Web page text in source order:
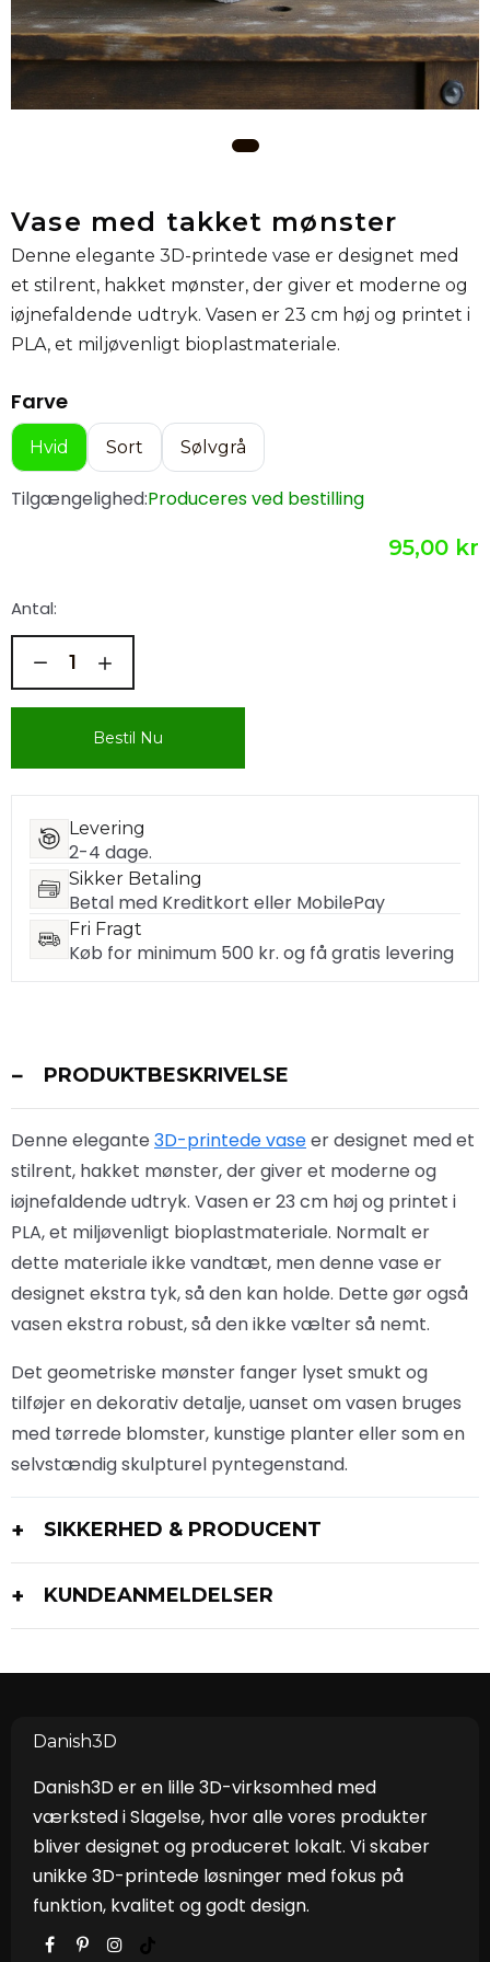
Vase med takket mønster
Denne elegante 3D-printede vase er designet med
et stilrent, hakket mønster, der giver et moderne og
iøjnefaldende udtryk. Vasen er 23 cm høj og printet i
PLA, et miljøvenligt bioplastmateriale.
Farve
Hvid Sort Sølvgrå
Tilgængelighed:Produceres ved bestilling
95,00 kr
Antal:
Bestil Nu
Levering
2-4 dage.
Sikker Betaling
Betal med Kreditkort eller MobilePay
Fri Fragt
Køb for minimum 500 kr. og få gratis levering
PRODUKTBESKRIVELSE
Denne elegante 3D-printede vaseer designet med et
stilrent, hakket mønster, der giver et moderne og
iøjnefaldende udtryk. Vasen er 23 cm høj og printet i
PLA, et miljøvenligt bioplastmateriale. Normalt er
dette materiale ikke vandtæt, men denne vase er
designet ekstra tyk, så den kan holde. Dette gør også
vasen ekstra robust, så den ikke vælter så nemt.
Det geometriske mønster fanger lyset smukt og
tilføjer en dekorativ detalje, uanset om vasen bruges
med tørrede blomster, kunstige planter eller som en
selvstændig skulpturel pyntegenstand.
SIKKERHED & PRODUCENT
KUNDEANMELDELSER
Danish3D
Danish3D er en lille 3D-virksomhed med
værksted i Slagelse, hvor alle vores produkter
bliver designet og produceret lokalt. Vi skaber
unikke 3D-printede løsninger med fokus på
funktion, kvalitet og godt design.